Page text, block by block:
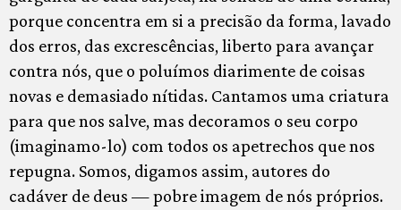
porque concentra em si a precisão da forma, lavado
dos erros, das excrescências, liberto para avançar
contra nós, que o poluímos diarimente de coisas
novas e demasiado nítidas. Cantamos uma criatura
para que nos salve, mas decoramos o seu corpo
(imaginamo-lo) com todos os apetrechos que nos
repugna. Somos, digamos assim, autores do
cadáver de deus — pobre imagem de nós próprios.